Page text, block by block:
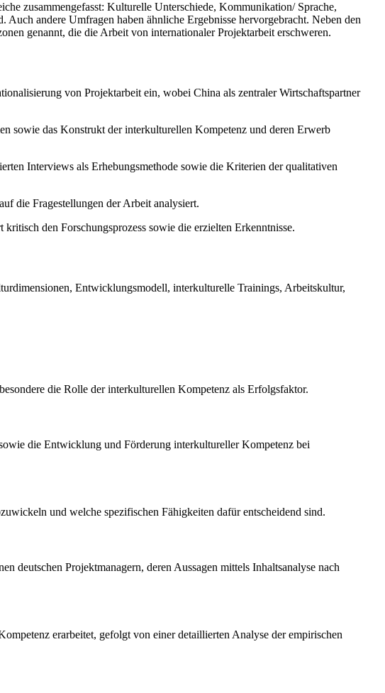
zusammengefasst: Kulturelle Unterschiede, Kommunikation/ Sprache,
andere Umfragen haben ähnliche Ergebnisse hervorgebracht. Neben den
genannt, die die Arbeit von internationaler Projektarbeit erschweren.
von Projektarbeit ein, wobei China als zentraler Wirtschaftspartner
sowie das Konstrukt der interkulturellen Kompetenz und deren Erwerb
Interviews als Erhebungsmethode sowie die Kriterien der qualitativen
die Fragestellungen der Arbeit analysiert.
den Forschungsprozess sowie die erzielten Erkenntnisse.
Entwicklungsmodell, interkulturelle Trainings, Arbeitskultur,
die Rolle der interkulturellen Kompetenz als Erfolgsfaktor.
die Entwicklung und Förderung interkultureller Kompetenz bei
und welche spezifischen Fähigkeiten dafür entscheidend sind.
deutschen Projektmanagern, deren Aussagen mittels Inhaltsanalyse nach
erarbeitet, gefolgt von einer detaillierten Analyse der empirischen